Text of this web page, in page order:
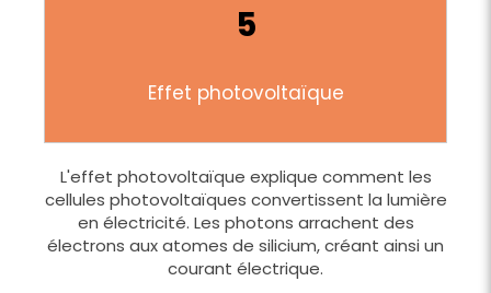
5
Effet photovoltaïque
L'effet photovoltaïque explique comment les
cellules photovoltaïques convertissent la lumière
en électricité. Les photons arrachent des
électrons aux atomes de silicium, créant ainsi un
courant électrique.